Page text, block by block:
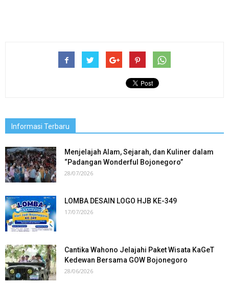
Informasi Terbaru
Menjelajah Alam, Sejarah, dan Kuliner dalam
“Padangan Wonderful Bojonegoro”
28/07/2026
LOMBA DESAIN LOGO HJB KE-349
17/07/2026
Cantika Wahono Jelajahi Paket Wisata KaGeT
Kedewan Bersama GOW Bojonegoro
28/06/2026